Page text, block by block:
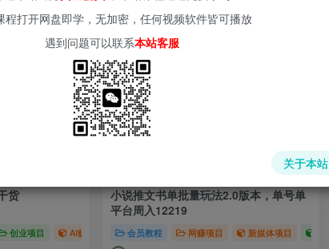
目
货
创业项目 AI赚钱法则 新媒体项目 短视频运营
小说推文书单批量玩法2.0版本，单号单
平台周入12219
会员教程 网赚项目 新媒体项目
程打开网盘即学，无加密，任何视频软件皆可播放
遇到问题可以联系本站客服
关于本站